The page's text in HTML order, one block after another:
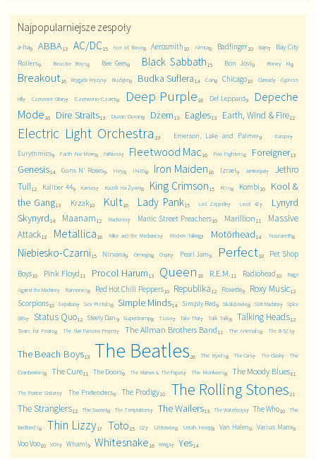
Najpopularniejsze zespoły
a-ha9 ABBA13 AC/DC15 Ace of Base8 Aerosmith 10 Armia8 Badfinger10 Bajm7
Bay City
Rollers9 Beastie Boys8 Bee Gees9 Black Sabbath 15 Bon Jovi9 Boney M8
Breakout16 Brygada Kryzys7 Budgie8 Budka Suflera 14 Can8 Chicago10 Clannad7 Cypress
Hill7 Czerwone Gitary7 Czerwono-Czarni8 Deep Purple 18 Def Leppard9
Depeche
Mode 16 Dire Straits13 Duran Duran8 Dżem 13 Eagles13 Earth, Wind & Fire12
Electric Light Orchestra 19 Emerson, Lake and Palmer9 Europe7
Eurythmics9 Faith No More8 Faithless7 Fleetwood Mac 16 Foo Fighters8 Foreigner13
Genesis14 Guns N' Roses9 Hey8 INXS8 Iron Maiden 16 Izrael9 Jamiroquai7
Jethro
Tull12 Kaliber 449 Kansas7 Kazik na Żywo8 King Crimson 15 Kiss8 Kombi 10
Kool &
the Gang13 Krzak10 Kult16 Lady Pank15 Led Zeppelin7 Level 427
Lynyrd
Skynyrd 14 Maanam 12 Madness7 Manic Street Preachers10 Marillion 11
Massive
Attack12 Metallica 16 Mike and the Mechanics7 Modern Talking7 Motörhead 14 Nazareth8
Niebiesko-Czarni15 Nirvana9 Omega8 Osjan7 Pearl Jam9 Perfect18
Pet Shop
Boys10 Pink Floyd 11 Procol Harum 13 Queen 18 R.E.M. 11 Radiohead 10 Rage
Against the Machine7 Ramones8 Red Hot Chili Peppers10 Republika 12 Roxette9 Roxy Music12
Scorpions10 Sepultura7 Sex Pistols8 Simple Minds14 Simply Red9 Skaldowie8 Soft Machine7
Spice
Girls7 Status Quo12 Steely Dan 9 Supertramp8 T.Love7 Take That7 Talk Talk8 Talking Heads12
Tears for Fears8 The Alan Parsons Project7 The Allman Brothers Band 11 The Animals8 The B-52's7
The Beach Boys13 The Beatles 26 The Byrds8 The Cars7 The Clash7 The
Cranberries8 The Cure11 The Doors9 The Mamas & The Papas7 The Monkees8 The Moody Blues11
The Pointer Sisters7 The Pretenders9 The Prodigy10 The Rolling Stones 21
The Stranglers12 The Sweet8 The Temptations7 The Wailers13 The Waterboys7 The Who10 The
Yardbirds8 Thin Lizzy17 Toto 15 U27 Ultravox8 Uriah Heep8 Van Halen9 Varius Manx9
Voo Voo10 VOX7 Wham!9 Whitesnake 16 Wings7 Yes14